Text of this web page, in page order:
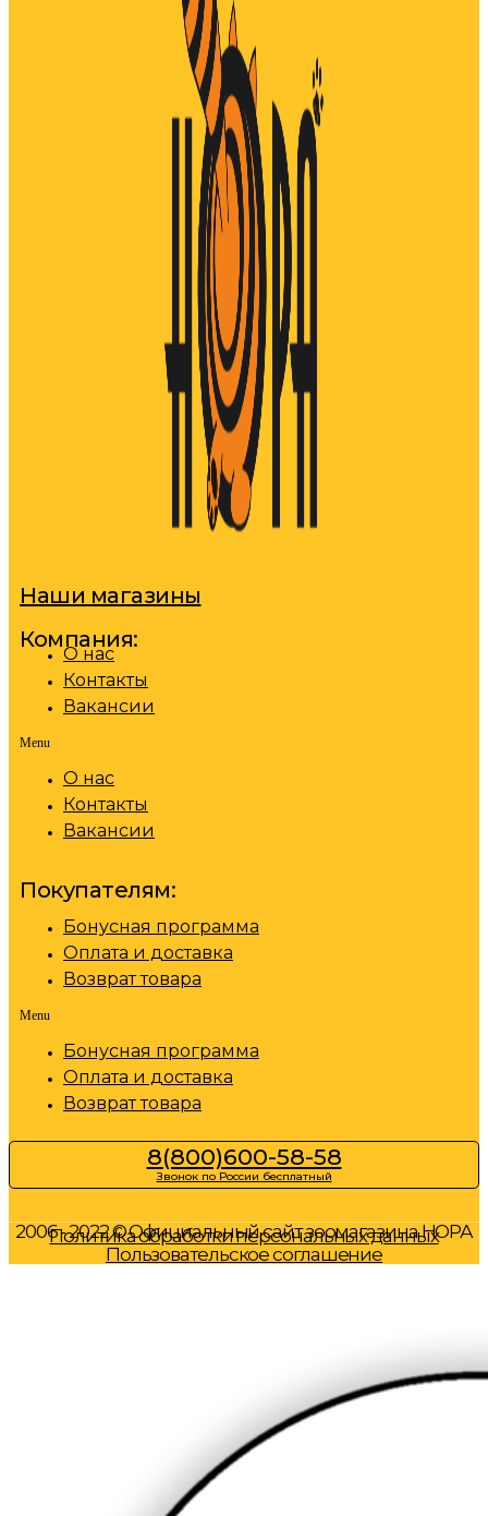
Наши магазины
Компания:
О нас
Контакты
Вакансии
Menu
О нас
Контакты
Вакансии
Покупателям:
Бонусная программа
Оплата и доставка
Возврат товара
Menu
Бонусная программа
Оплата и доставка
Возврат товара
8(800)600-58-58
Звонок по России бесплатный
2006 - 2022 © Официальный сайт зоомагазина НОРА
Политика обработки персональных данных
Пользовательское соглашение